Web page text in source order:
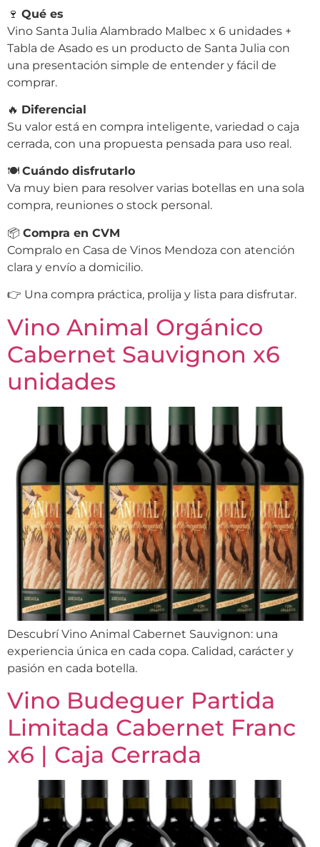
🍷 Qué es
Vino Santa Julia Alambrado Malbec x 6 unidades +
Tabla de Asado es un producto de Santa Julia con
una presentación simple de entender y fácil de
comprar.
🔥 Diferencial
Su valor está en compra inteligente, variedad o caja
cerrada, con una propuesta pensada para uso real.
🍽 Cuándo disfrutarlo
Va muy bien para resolver varias botellas en una sola
compra, reuniones o stock personal.
📦 Compra en CVM
Compralo en Casa de Vinos Mendoza con atención
clara y envío a domicilio.
👉 Una compra práctica, prolija y lista para disfrutar.
Vino Animal Orgánico
Cabernet Sauvignon x6
unidades
Descubrí Vino Animal Cabernet Sauvignon: una
experiencia única en cada copa. Calidad, carácter y
pasión en cada botella.
Vino Budeguer Partida
Limitada Cabernet Franc
x6 | Caja Cerrada